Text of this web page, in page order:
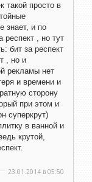
такой просто в
знает, и по
респект , но тут
бит за респект
, но и
рекламы нет
и времени и
сторону
при этом и
суперкрут)
в ванной и
крутой,
23.01.2014 в 05:50